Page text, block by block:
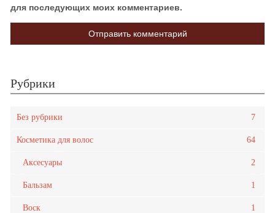
для последующих моих комментариев.
Рубрики
Без рубрики 7
Косметика для волос 64
Аксесуары 2
Бальзам 1
Воск 1